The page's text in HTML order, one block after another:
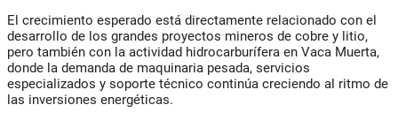
El crecimiento esperado está directamente relacionado con el
desarrollo de los grandes proyectos mineros de cobre y litio,
pero también con la actividad hidrocarburífera en Vaca Muerta,
donde la demanda de maquinaria pesada, servicios
especializados y soporte técnico continúa creciendo al ritmo de
las inversiones energéticas.